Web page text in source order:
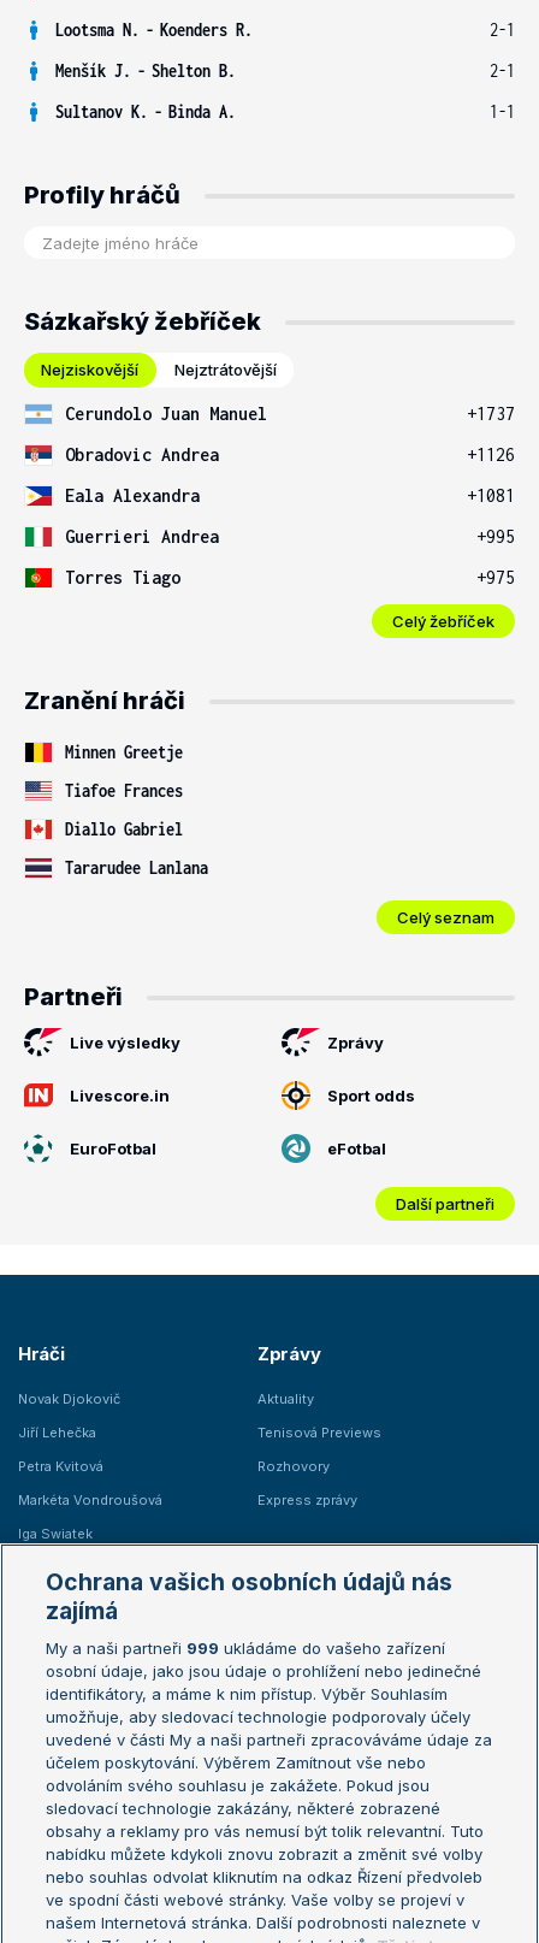
Lootsma N. - Koenders R.
2-1
Menšík J. - Shelton B.
2-1
Sultanov K. - Binda A. 1-1
Profily hráčů
Sázkařský žebříček
Nejziskovější Nejztrátovější
Cerundolo Juan Manuel
+1737
Obradovic Andrea
+1126
Eala Alexandra
+1081
Guerrieri Andrea
+995
Torres Tiago
+975
Celý žebříček
Zranění hráči
Minnen Greetje
Tiafoe Frances
Diallo Gabriel
Tararudee Lanlana
Celý seznam
Partneři
Live výsledky Zprávy
Livescore.in Sport odds
EuroFotbal eFotbal
Další partneři
Hráči
Novak Djokovič
Jiří Lehečka
Petra Kvitová
Markéta Vondroušová
Iga Swiatek
Zprávy
Aktuality
Tenisová Previews
Rozhovory
Express zprávy
Žebříčky
Žebříček ATP (muži)
Žebříček WTA (ženy)
Sázkařský žebříček
Australian Open
French Open
Wimbledon
US Open
Turnaj mistrů
Turnaj mistryň
Aktualní trendy
Fotbalové přestupy
Livesport Daily
Ochrana vašich osobních údajů nás
zajímá
My a naši partneři 999 ukládáme do vašeho zařízení
osobní údaje, jako jsou údaje o prohlížení nebo jedinečné
identifikátory, a máme k nim přístup. Výběr Souhlasím
umožňuje, aby sledovací technologie podporovaly účely
uvedené v části My a naši partneři zpracováváme údaje za
účelem poskytování. Výběrem Zamítnout vše nebo
odvoláním svého souhlasu je zakážete. Pokud jsou
sledovací technologie zakázány, některé zobrazené
obsahy a reklamy pro vás nemusí být tolik relevantní. Tuto
nabídku můžete kdykoli znovu zobrazit a změnit své volby
nebo souhlas odvolat kliknutím na odkaz Řízení předvoleb
ve spodní části webové stránky. Vaše volby se projeví v
našem Internetová stránka. Další podrobnosti naleznete v